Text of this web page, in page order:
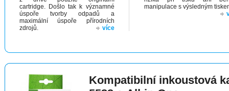
cartridge. Došlo tak k významné
úspoře tvorby odpadů a
maximální úspoře přírodních
zdrojů.
více
manipulace s výsledným
Kompatibilní inkoustová